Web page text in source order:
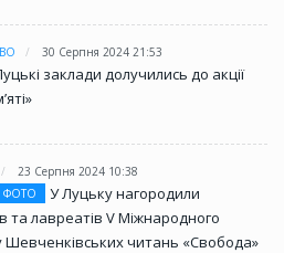
30 Серпня 2024 21:53
заклади долучились до акції
23 Серпня 2024 10:38
ФОТО
У Луцьку нагородили
та лавреатів V Міжнародного
Шевченківських читань «Свобода»